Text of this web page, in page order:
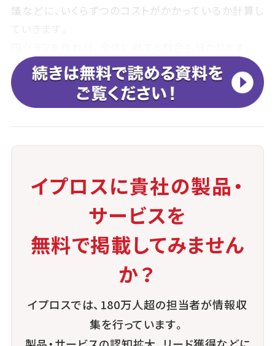
議などに、いくらずつのコストがかかっているか計算し
イプロスに貴社の製品・
サービスを
無料で掲載してみません
か？
イプロスでは、180万人超の担当者が情報収
集を行っています。